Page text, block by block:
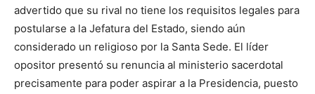
advertido que su rival no tiene los requisitos legales para
postularse a la Jefatura del Estado, siendo aún
considerado un religioso por la Santa Sede. El líder
opositor presentó su renuncia al ministerio sacerdotal
precisamente para poder aspirar a la Presidencia, puesto